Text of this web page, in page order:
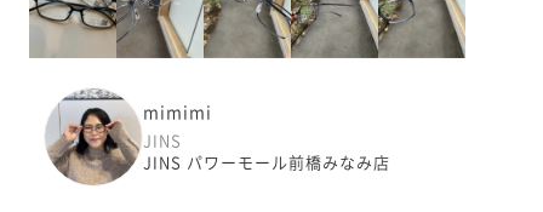
mimimi
JINS
JINS パワーモール前橋みなみ店